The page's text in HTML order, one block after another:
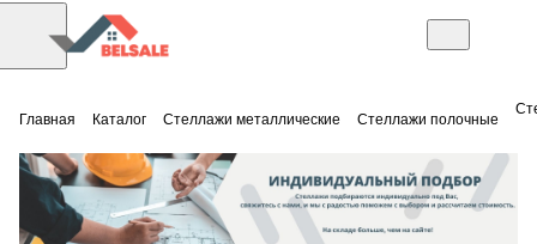
Главная Каталог Стеллажи металлические Стеллажи полочные